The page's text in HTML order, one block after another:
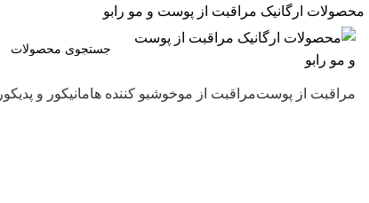
محصولات ارگانیک مراقبت از پوست و مو رابو
مراقبت از پوستمراقبت از موخوشبو کننده هامانیکور و پدیکور